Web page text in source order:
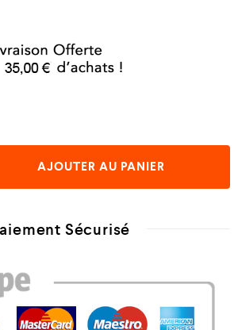
AJOUTER AU PANIER
Sécurisé